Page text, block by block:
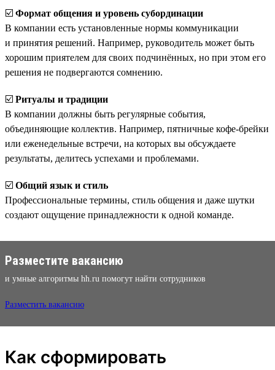
☑️ Формат общения и уровень субординации
В компании есть установленные нормы коммуникации
и принятия решений. Например, руководитель может быть
хорошим приятелем для своих подчинённых, но при этом его
решения не подвергаются сомнению.
☑️ Ритуалы и традиции
В компании должны быть регулярные события,
объединяющие коллектив. Например, пятничные кофе-брейки
или еженедельные встречи, на которых вы обсуждаете
результаты, делитесь успехами и проблемами.
☑️ Общий язык и стиль
Профессиональные термины, стиль общения и даже шутки
создают ощущение принадлежности к одной команде.
Разместите вакансию
и умные алгоритмы hh.ru помогут найти сотрудников
Разместить вакансию
Как сформировать